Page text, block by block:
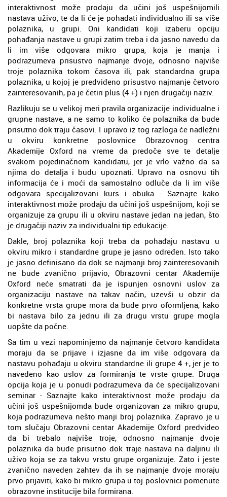
interaktivnost može prodaju da učini još uspešnijomili
nastava uživo, te da li će je pohađati individualno ili sa više
polaznika, u grupi. Oni kandidati koji izaberu opciju
pohađanja nastave u grupi zatim treba i da jasno navedu da
li im više odgovara mikro grupa, koja je manja i
podrazumeva prisustvo najmanje dvoje, odnosno najviše
troje polaznika tokom časova ili, pak standardna grupa
polaznika, u kojoj je predviđeno prisustvo najmanje četvoro
zainteresovanih, pa je četiri plus (4 +) i njen drugačiji naziv.
Razlikuju se u velikoj meri pravila organizacije individualne i
grupne nastave, a ne samo to koliko će polaznika da bude
prisutno dok traju časovi. I upravo iz tog razloga će nadležni
u okviru konkretne poslovnice Obrazovnog centra
Akademije Oxford na vreme da predoče sve te detalje
svakom pojedinačnom kandidatu, jer je vrlo važno da sa
njima do detalja i budu upoznati. Upravo na osnovu tih
informacija će i moći da samostalno odluče da li im više
odgovara specijalizovani kurs i obuka - Saznajte kako
interaktivnost može prodaju da učini još uspešnijom, koji se
organizuje za grupu ili u okviru nastave jedan na jedan, što
je drugačiji naziv za individualni tip edukacije.
Dakle, broj polaznika koji treba da pohađaju nastavu u
okviru mikro i standardne grupe je jasno određen. Isto tako
je jasno definisano da dok se najmanji broj zainteresovanih
ne bude zvanično prijavio, Obrazovni centar Akademije
Oxford neće smatrati da je ispunjen osnovni uslov za
organizaciju nastave na takav način, uzevši u obzir da
konkretne vrsta grupe mora da bude prvo oformljena, kako
bi nastava bilo za jednu ili za drugu vrstu grupe mogla
uopšte da počne.
Sa tim u vezi napominjemo da najmanje četvoro kandidata
moraju da se prijave i izjasne da im više odgovara da
nastavu pohađaju u okviru standardne ili grupe 4 +, jer je to
navedeno kao uslov za formiranja te vrste grupe. Druga
opcija koja je u ponudi podrazumeva da će specijalizovani
seminar - Saznajte kako interaktivnost može prodaju da
učini još uspešnijomda bude organizovan za mikro grupu,
koja podrazumeva nešto manji broj polaznika. Zapravo je u
tom slučaju Obrazovni centar Akademije Oxford predvideo
da bi trebalo najviše troje, odnosno najmanje dvoje
polaznika da bude prisutno dok traje nastava na daljinu ili
uživo koja se za takvu vrstu grupe organizuje. Zato i jeste
zvanično naveden zahtev da ih se najmanje dvoje moraju
prvo prijaviti, kako bi mikro grupa u toj poslovnici pomenute
obrazovne institucije bila formirana.